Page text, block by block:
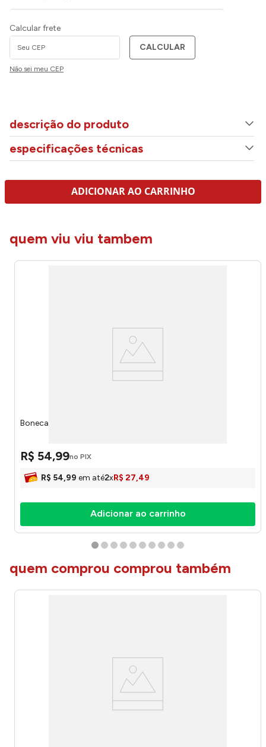
Calcular frete
CALCULAR
Não sei meu CEP
descrição do produto
especificações técnicas
ADICIONAR AO CARRINHO
quem viu viu tambem
Boneca Borboleta The Mystic's 1104 - Bee Toys
R$ 54,99no PIX
R$ 54,99 em até2xR$ 27,49
Adicionar ao carrinho
quem comprou comprou também